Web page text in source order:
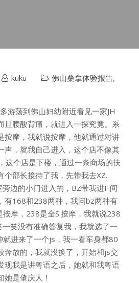
kuku 佛山桑拿体验报告,
游荡到佛山妇幼附近看见一家JH
且腰酸背痛，就进入一探究竟。系
按摩，我就说按摩，他就通过对讲
声，就我自己进入，这个店不像其
这个店是下楼，通过一条商场的扶
个部长接待了我，先带我去XZ.
边的小门进入的，BZ带我进F.间
有168和238两种，我问bz两种有
摩，238是全S.按摩，我就说238
笑没有准确答复我，我就选了一
进来了一个js，我一看车身都80
奔放的，我就没换了，开始和js交
现我是讲粤语之后，她就和我粤语
她是肇庆人！